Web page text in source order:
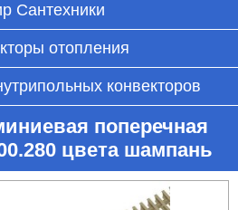
Сантехники
отопления
конвекторов
поперечная
цвета шампань